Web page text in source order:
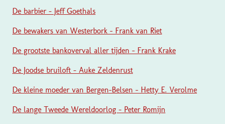
De barbier - Jeff Goethals
De bewakers van Westerbork - Frank van Riet
De grootste bankoverval aller tijden - Frank Krake
De Joodse bruiloft - Auke Zeldenrust
De kleine moeder van Bergen-Belsen - Hetty E. Verolme
De lange Tweede Wereldoorlog - Peter Romijn